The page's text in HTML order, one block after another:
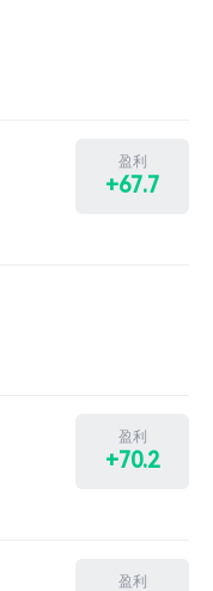
盈利
+67.7
盈利
+70.2
盈利